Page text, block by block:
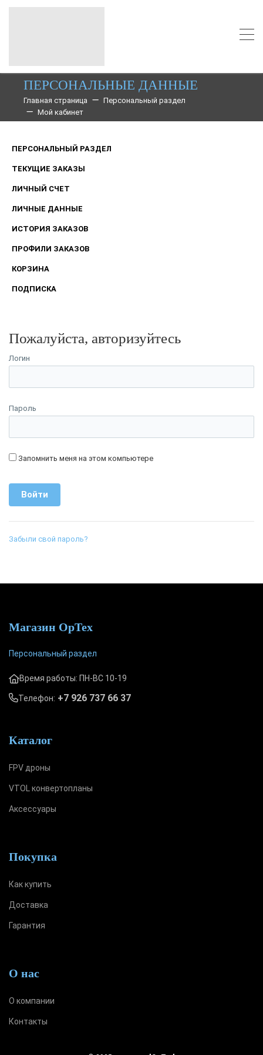
ПЕРСОНАЛЬНЫЕ ДАННЫЕ
Главная страница
Персональный раздел
Мой кабинет
ПЕРСОНАЛЬНЫЙ РАЗДЕЛ
ТЕКУЩИЕ ЗАКАЗЫ
ЛИЧНЫЙ СЧЕТ
ЛИЧНЫЕ ДАННЫЕ
ИСТОРИЯ ЗАКАЗОВ
ПРОФИЛИ ЗАКАЗОВ
КОРЗИНА
ПОДПИСКА
Пожалуйста, авторизуйтесь
Логин
Пароль
Запомнить меня на этом компьютере
Забыли свой пароль?
Магазин ОрТех
Персональный раздел
Время работы: ПН-ВС 10-19
Телефон: +7 926 737 66 37
Каталог
FPV дроны
VTOL конвертопланы
Аксессуары
Покупка
Как купить
Доставка
Гарантия
О нас
О компании
Контакты